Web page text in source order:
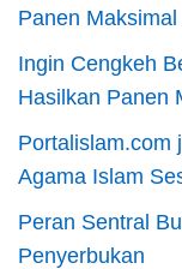
Panen Maksimal
Ingin Cengkeh
Hasilkan Panen
Portalislam.com
Agama Islam
Peran Sentral
Penyerbukan